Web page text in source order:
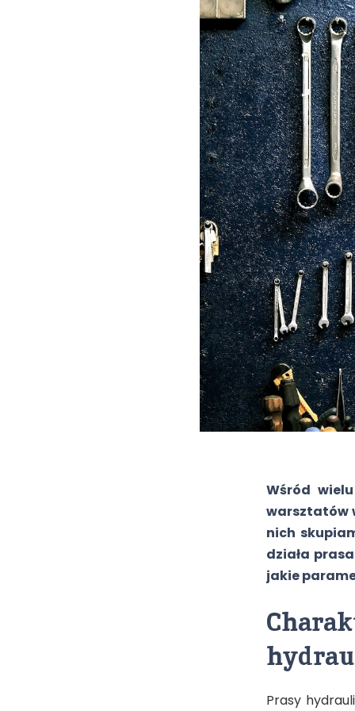
Wśród
warsztatów
nich
działa
jakie
Prasy